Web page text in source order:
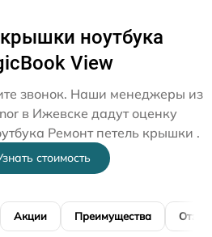
ноутбука
View
звонок. Наши менеджеры из
в Ижевске дадут оценку
Ремонт петель крышки .
стоимость
Акции Преимущества